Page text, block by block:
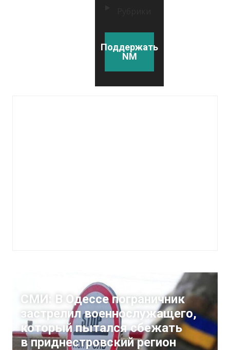
Поддержать
NM
СМИ: В Одессе пограничник
застрелил военнослужащего,
который пытался сбежать
в приднестровский регион